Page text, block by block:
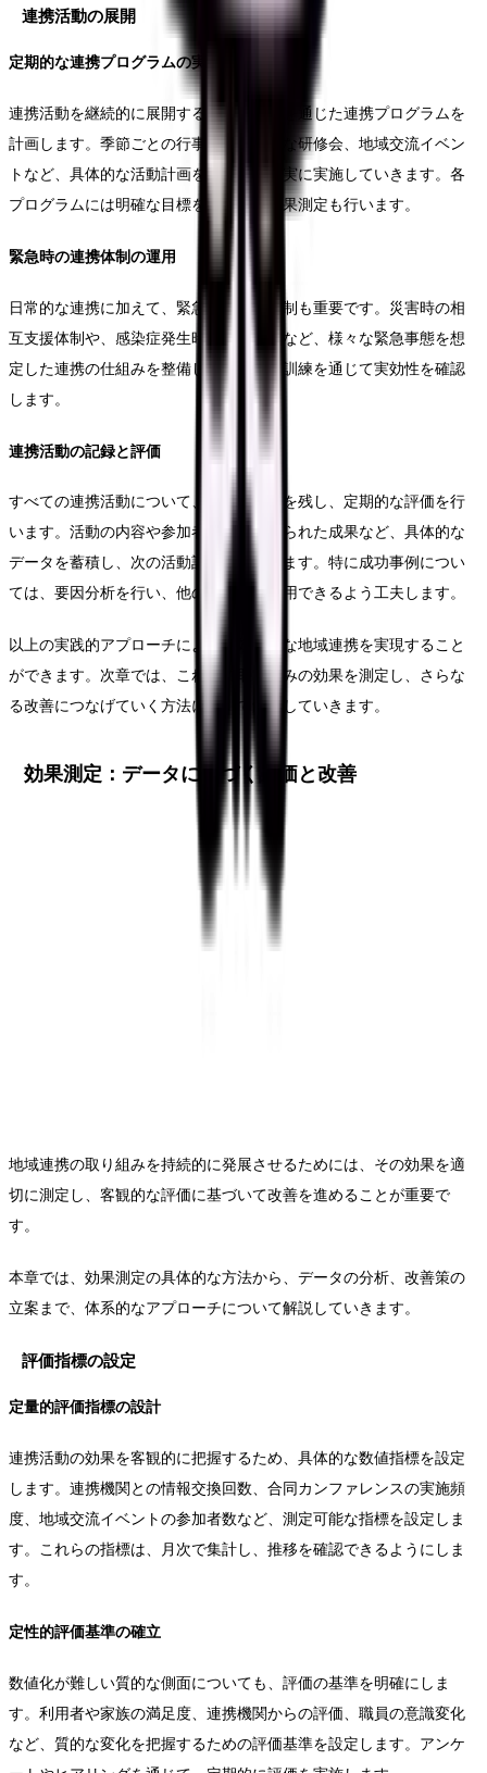
連携活動の展開
定期的な連携プログラムの実施
連携活動を継続的に展開するため、年間を通じた連携プログラムを
計画します。季節ごとの行事や、定期的な研修会、地域交流イベン
トなど、具体的な活動計画を立案し、着実に実施していきます。各
プログラムには明確な目標を設定し、効果測定も行います。
緊急時の連携体制の運用
日常的な連携に加えて、緊急時の連携体制も重要です。災害時の相
互支援体制や、感染症発生時の協力体制など、様々な緊急事態を想
定した連携の仕組みを整備し、定期的な訓練を通じて実効性を確認
します。
連携活動の記録と評価
すべての連携活動について、適切な記録を残し、定期的な評価を行
います。活動の内容や参加者の反応、得られた成果など、具体的な
データを蓄積し、次の活動計画に活かします。特に成功事例につい
ては、要因分析を行い、他の活動にも応用できるよう工夫します。
以上の実践的アプローチにより、効果的な地域連携を実現すること
ができます。次章では、これらの取り組みの効果を測定し、さらな
る改善につなげていく方法について解説していきます。
効果測定：データに基づく評価と改善
地域連携の取り組みを持続的に発展させるためには、その効果を適
切に測定し、客観的な評価に基づいて改善を進めることが重要で
す。
本章では、効果測定の具体的な方法から、データの分析、改善策の
立案まで、体系的なアプローチについて解説していきます。
評価指標の設定
定量的評価指標の設計
連携活動の効果を客観的に把握するため、具体的な数値指標を設定
します。連携機関との情報交換回数、合同カンファレンスの実施頻
度、地域交流イベントの参加者数など、測定可能な指標を設定しま
す。これらの指標は、月次で集計し、推移を確認できるようにしま
す。
定性的評価基準の確立
数値化が難しい質的な側面についても、評価の基準を明確にしま
す。利用者や家族の満足度、連携機関からの評価、職員の意識変化
など、質的な変化を把握するための評価基準を設定します。アンケ